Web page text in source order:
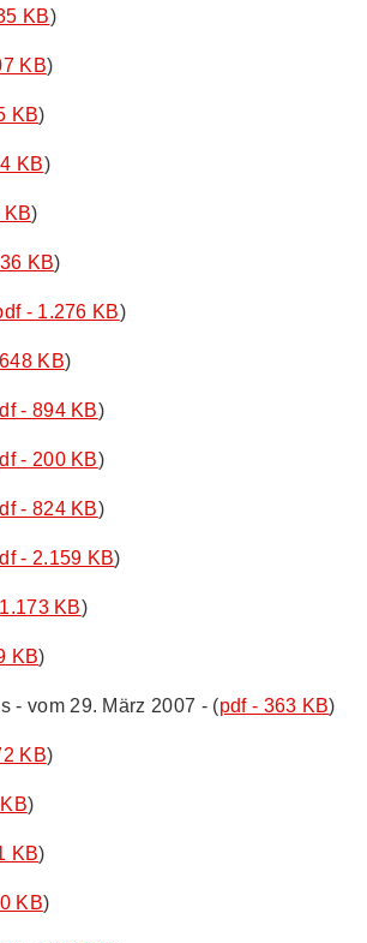
KB)
KB)
KB)
KB)
KB)
KB)
- 1.276 KB)
KB)
- 894 KB)
- 200 KB)
- 824 KB)
- 2.159 KB)
KB)
KB)
- vom 29. März 2007 - (pdf - 363 KB)
KB)
)
KB)
KB)